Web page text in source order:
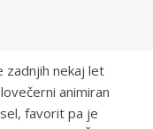
zadnjih nekaj let
animiran
favorit pa je